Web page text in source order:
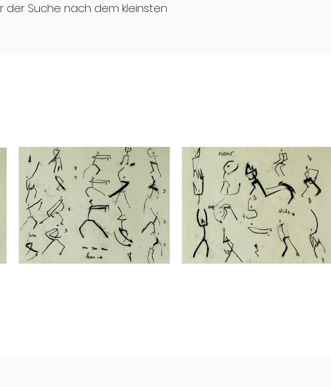
Suche nach dem kleinsten